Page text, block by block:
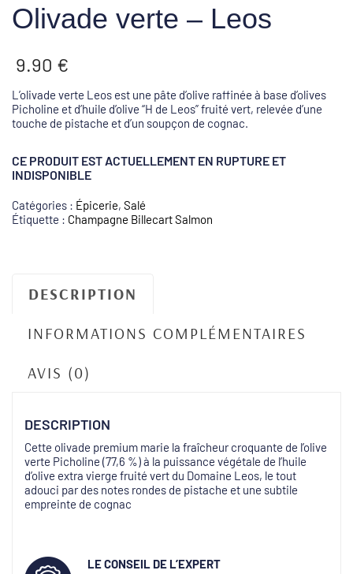
Olivade verte – Leos
9.90 €
L’olivade verte Leos est une pâte d’olive raffinée à base d’olives
Picholine et d’huile d’olive “H de Leos” fruité vert, relevée d’une
touche de pistache et d’un soupçon de cognac.
CE PRODUIT EST ACTUELLEMENT EN RUPTURE ET
INDISPONIBLE
Catégories : Épicerie, Salé
Étiquette : Champagne Billecart Salmon
DESCRIPTION
INFORMATIONS COMPLÉMENTAIRES
AVIS (0)
DESCRIPTION
Cette olivade premium marie la fraîcheur croquante de l’olive
verte Picholine (77,6 %) à la puissance végétale de l’huile
d’olive extra vierge fruité vert du Domaine Leos, le tout
adouci par des notes rondes de pistache et une subtile
empreinte de cognac
LE CONSEIL DE L’EXPERT